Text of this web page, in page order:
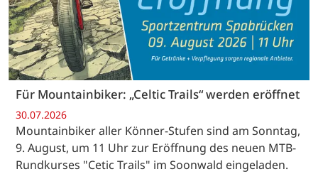
Für Mountainbiker: „Celtic Trails“ werden eröffnet
30.07.2026
Mountainbiker aller Könner-Stufen sind am Sonntag,
9. August, um 11 Uhr zur Eröffnung des neuen MTB-
Rundkurses "Cetic Trails" im Soonwald eingeladen.